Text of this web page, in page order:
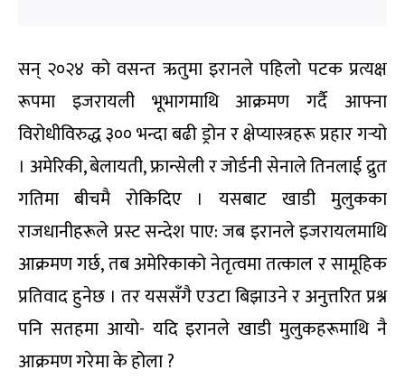
सन् २०२४ को वसन्त ऋतुमा इरानले पहिलो पटक प्रत्यक्ष
रूपमा इजरायली भूभागमाथि आक्रमण गर्दै आफ्ना
विरोधीविरुद्ध ३०० भन्दा बढी ड्रोन र क्षेप्यास्त्रहरू प्रहार गर्‍यो
। अमेरिकी, बेलायती, फ्रान्सेली र जोर्डनी सेनाले तिनलाई द्रुत
गतिमा बीचमै रोकिदिए । यसबाट खाडी मुलुकका
राजधानीहरूले प्रस्ट सन्देश पाए: जब इरानले इजरायलमाथि
आक्रमण गर्छ, तब अमेरिकाको नेतृत्वमा तत्काल र सामूहिक
प्रतिवाद हुनेछ । तर यससँगै एउटा बिझाउने र अनुत्तरित प्रश्न
पनि सतहमा आयो- यदि इरानले खाडी मुलुकहरूमाथि नै
आक्रमण गरेमा के होला ?